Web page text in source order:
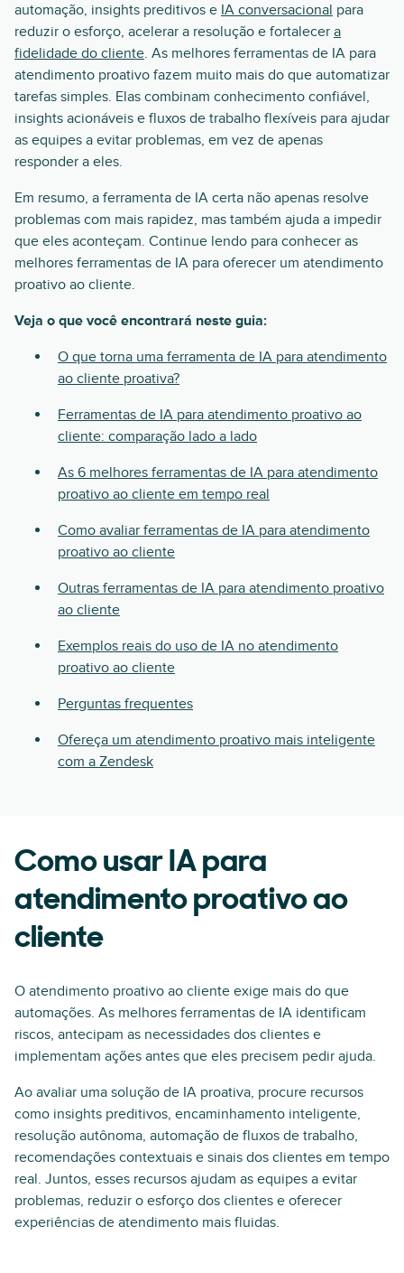
automação, insights preditivos e IA conversacional para
reduzir o esforço, acelerar a resolução e fortalecer a
fidelidade do cliente. As melhores ferramentas de IA para
atendimento proativo fazem muito mais do que automatizar
tarefas simples. Elas combinam conhecimento confiável,
insights acionáveis e fluxos de trabalho flexíveis para ajudar
as equipes a evitar problemas, em vez de apenas
responder a eles.
Em resumo, a ferramenta de IA certa não apenas resolve
problemas com mais rapidez, mas também ajuda a impedir
que eles aconteçam. Continue lendo para conhecer as
melhores ferramentas de IA para oferecer um atendimento
proativo ao cliente.
Veja o que você encontrará neste guia:
O que torna uma ferramenta de IA para atendimento
ao cliente proativa?
Ferramentas de IA para atendimento proativo ao
cliente: comparação lado a lado
As 6 melhores ferramentas de IA para atendimento
proativo ao cliente em tempo real
Como avaliar ferramentas de IA para atendimento
proativo ao cliente
Outras ferramentas de IA para atendimento proativo
ao cliente
Exemplos reais do uso de IA no atendimento
proativo ao cliente
Perguntas frequentes
Ofereça um atendimento proativo mais inteligente
com a Zendesk
Como usar IA para
atendimento proativo ao
cliente
O atendimento proativo ao cliente exige mais do que
automações. As melhores ferramentas de IA identificam
riscos, antecipam as necessidades dos clientes e
implementam ações antes que eles precisem pedir ajuda.
Ao avaliar uma solução de IA proativa, procure recursos
como insights preditivos, encaminhamento inteligente,
resolução autônoma, automação de fluxos de trabalho,
recomendações contextuais e sinais dos clientes em tempo
real. Juntos, esses recursos ajudam as equipes a evitar
problemas, reduzir o esforço dos clientes e oferecer
experiências de atendimento mais fluidas.